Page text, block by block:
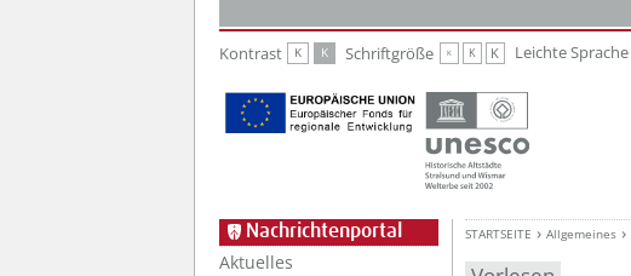
Kontrast K K Schriftgröße K K K Leichte Sprache
Nachrichtenportal
Aktuelles
STARTSEITE Allgemeines